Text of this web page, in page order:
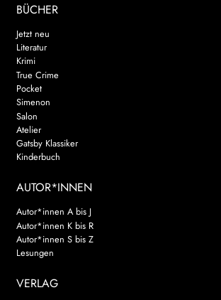
BÜCHER
Jetzt neu
Literatur
Krimi
True Crime
Pocket
Simenon
Salon
Atelier
Gatsby Klassiker
Kinderbuch
AUTOR*INNEN
Autor*innen A bis J
Autor*innen K bis R
Autor*innen S bis Z
Lesungen
VERLAG